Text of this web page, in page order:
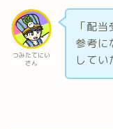
つみたてにい
さん
「配
参考に
してい